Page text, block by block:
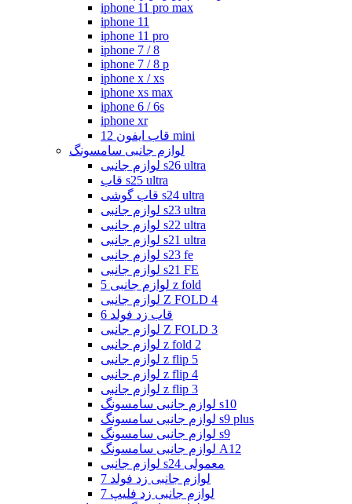
iphone 11 pro max
iphone 11
iphone 11 pro
iphone 7 / 8
iphone 7 / 8 p
iphone x / xs
iphone xs max
iphone 6 / 6s
iphone xr
قاب ایفون 12 mini
لوازم جانبی سامسونگ
لوازم جانبی s26 ultra
قاب s25 ultra
قاب گوشی s24 ultra
لوازم جانبی s23 ultra
لوازم جانبی s22 ultra
لوازم جانبی s21 ultra
لوازم جانبی s23 fe
لوازم جانبی s21 FE
لوازم جانبی 5 z fold
لوازم جانبی Z FOLD 4
قاب زد فولد 6
لوازم جانبی Z FOLD 3
لوازم جانبی z fold 2
لوازم جانبی z flip 5
لوازم جانبی z flip 4
لوازم جانبی z flip 3
لوازم جانبی سامسونگ s10
لوازم جانبی سامسونگ s9 plus
لوازم جانبی سامسونگ s9
لوازم جانبی سامسونگ A12
لوازم جانبی s24 معمولی
لوازم جانبی زد فولد 7
لوازم جانبی زد فلیپ 7